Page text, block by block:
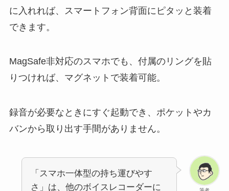
に入れれば、スマートフォン背面にピタッと装着
できます。
MagSafe非対応のスマホでも、付属のリングを貼
りつければ、マグネットで装着可能。
録音が必要なときにすぐ起動でき、ポケットやカ
バンから取り出す手間がありません。
「スマホ一体型の持ち運びやす
さ」は、他のボイスレコーダーに